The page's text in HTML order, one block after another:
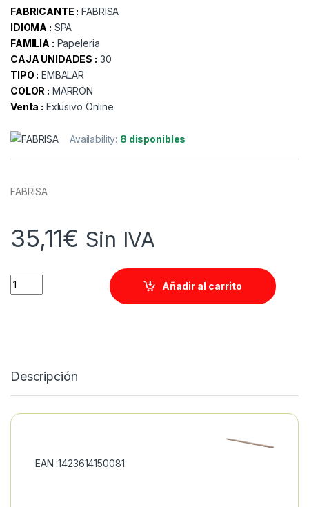
FABRICANTE : FABRISA
IDIOMA : SPA
FAMILIA : Papeleria
CAJA UNIDADES : 30
TIPO : EMBALAR
COLOR : MARRON
Venta : Exlusivo Online
Availability: 8 disponibles
FABRISA
35,11€ Sin IVA
Quantity
Añadir al carrito
Descripción
EAN :1423614150081